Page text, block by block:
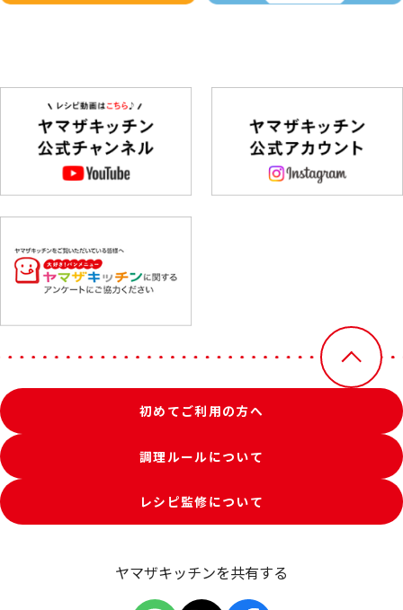
初めてご利用の方へ
調理ルールについて
レシピ監修について
ヤマザキッチンを共有する